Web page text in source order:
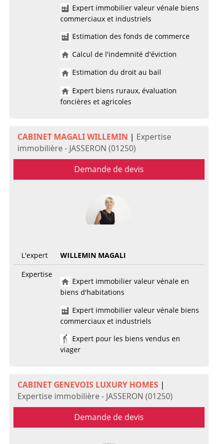
Expert immobilier valeur vénale biens
commerciaux et industriels
Estimation des fonds de commerce
Calcul de l'indemnité d'éviction
Estimation du droit au bail
Expert biens ruraux, évaluation
foncières et agricoles
CABINET MAGALI WILLEMIN | Expertise
immobilière - JASSERON (01250)
Demande de devis
L'expert
WILLEMIN MAGALI
Expertise
Expert immobilier valeur vénale en
biens d'habitations
Expert immobilier valeur vénale biens
commerciaux et industriels
Expert pour les biens vendus en
viager
CABINET GENEVOIS LUXURY HOMES |
Expertise immobilière - JASSERON (01250)
Demande de devis